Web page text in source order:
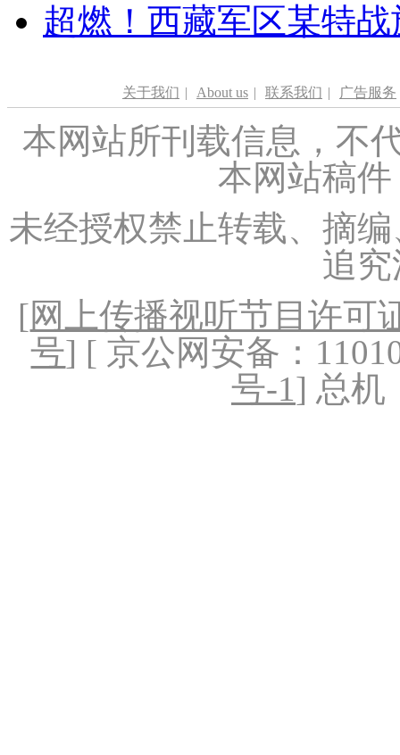
超燃！西藏军区某特
关于我们 | About us | 联系我们 | 广告服务
本网站所刊载信息，不
本网站稿
未经授权禁止转载、摘
追
[网上传播视听节目许可
号] [ 京公网安备：
号-1] 总机